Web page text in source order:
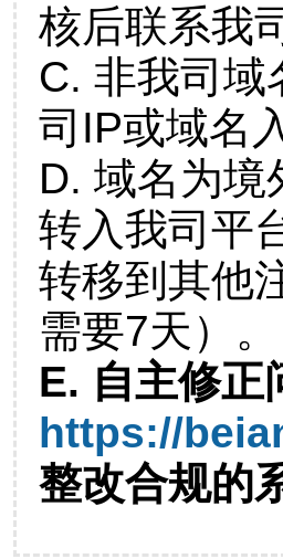
核后联系我
C. 非我司域
司IP或域名
D. 域名为境
转入我司平
转移到其他
需要7天）。
E. 自主修正
https://
整改合规的